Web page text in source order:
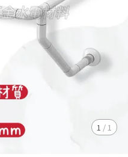
1 / 1